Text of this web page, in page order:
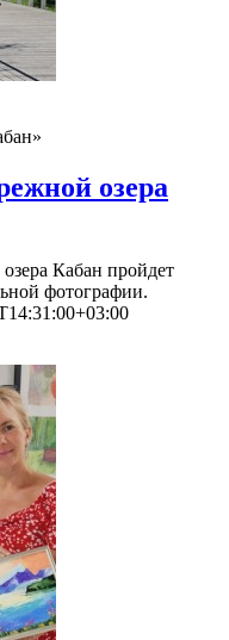
озера
Кабан пройдет
фотографии.